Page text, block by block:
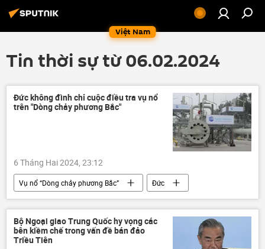
Việt Nam
Tin thời sự từ 06.02.2024
Đức không đình chỉ cuộc điều tra vụ nổ
trên "Dòng chảy phương Bắc"
6 Tháng Hai 2024, 23:12
Vụ nổ “Dòng chảy phương Bắc”
Đức
Thế giới
vụ nổ
đường ống dẫn khí đốt
điều tra
Bộ Ngoại giao Trung Quốc hy vọng các
bên kiềm chế trong vấn đề bán đảo
Triều Tiên